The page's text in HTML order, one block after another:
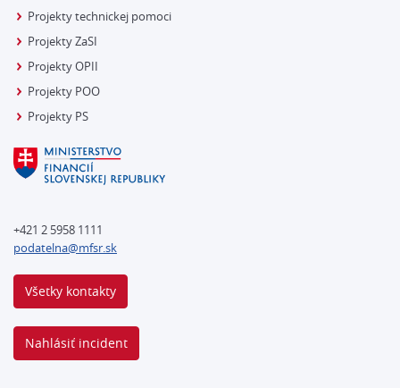
Projekty technickej pomoci
Projekty ZaSI
Projekty OPII
Projekty POO
Projekty PS
+421 2 5958 1111
podatelna@mfsr.sk
Všetky kontakty
Nahlásiť incident